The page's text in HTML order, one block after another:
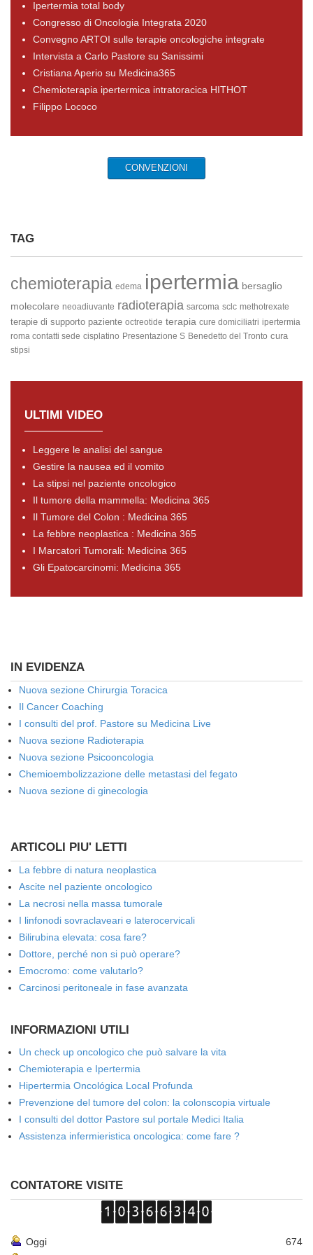
Ipertermia total body
Congresso di Oncologia Integrata 2020
Convegno ARTOI sulle terapie oncologiche integrate
Intervista a Carlo Pastore su Sanissimi
Cristiana Aperio su Medicina365
Chemioterapia ipertermica intratoracica HITHOT
Filippo Lococo
CONVENZIONI
TAG
chemioterapia edema ipertermia bersaglio
molecolare neoadiuvante radioterapia sarcoma sclc methotrexate
terapie di supporto paziente octreotide terapia cure domiciliatri ipertermia
roma contatti sede cisplatino Presentazione S Benedetto del Tronto cura
stipsi
ULTIMI VIDEO
Leggere le analisi del sangue
Gestire la nausea ed il vomito
La stipsi nel paziente oncologico
Il tumore della mammella: Medicina 365
Il Tumore del Colon : Medicina 365
La febbre neoplastica : Medicina 365
I Marcatori Tumorali: Medicina 365
Gli Epatocarcinomi: Medicina 365
IN EVIDENZA
Nuova sezione Chirurgia Toracica
Il Cancer Coaching
I consulti del prof. Pastore su Medicina Live
Nuova sezione Radioterapia
Nuova sezione Psicooncologia
Chemioembolizzazione delle metastasi del fegato
Nuova sezione di ginecologia
ARTICOLI PIU' LETTI
La febbre di natura neoplastica
Ascite nel paziente oncologico
La necrosi nella massa tumorale
I linfonodi sovraclaveari e laterocervicali
Bilirubina elevata: cosa fare?
Dottore, perché non si può operare?
Emocromo: come valutarlo?
Carcinosi peritoneale in fase avanzata
INFORMAZIONI UTILI
Un check up oncologico che può salvare la vita
Chemioterapia e Ipertermia
Hipertermia Oncológica Local Profunda
Prevenzione del tumore del colon: la colonscopia virtuale
I consulti del dottor Pastore sul portale Medici Italia
Assistenza infermieristica oncologica: come fare ?
CONTATORE VISITE
Oggi
674